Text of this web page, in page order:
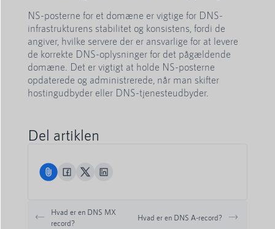
NS-posterne for et domæne er vigtige for DNS-
infrastrukturens stabilitet og konsistens, fordi de
angiver, hvilke servere der er ansvarlige for at levere
de korrekte DNS-oplysninger for det pågældende
domæne. Det er vigtigt at holde NS-posterne
opdaterede og administrerede, når man skifter
hostingudbyder eller DNS-tjenesteudbyder.
Del artiklen
Hvad er en DNS MX
record?
Hvad er en DNS A-record?